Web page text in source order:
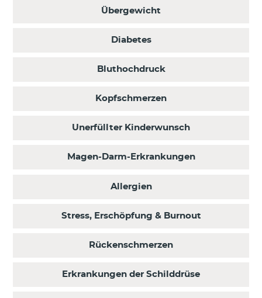
Übergewicht
Diabetes
Bluthochdruck
Kopfschmerzen
Unerfüllter Kinderwunsch
Magen-Darm-Erkrankungen
Allergien
Stress, Erschöpfung & Burnout
Rückenschmerzen
Erkrankungen der Schilddrüse